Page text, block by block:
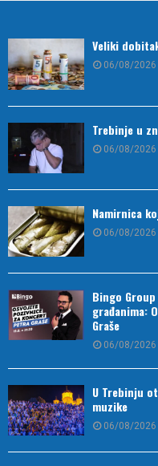
Veliki
06/08/2026
Trebinje u
06/08/2026
Namirnica
06/08/2026
Bingo
građanima:
Graše
06/08/2026
U Trebinju
muzike
06/08/2026